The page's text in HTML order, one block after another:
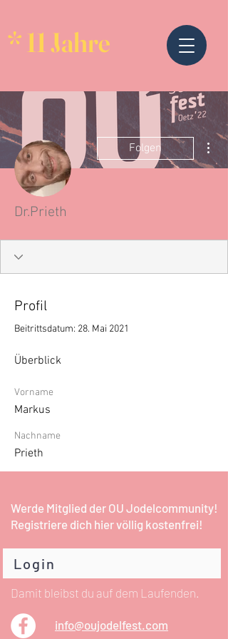
* 11 Jahre
Folgen
Dr.Prieth
Profil
Beitrittsdatum: 28. Mai 2021
Überblick
Vorname
Markus
Nachname
Prieth
Werde Mitglied der OU Jodelcommunity!
Registriere dich hier völlig kostenfrei!
Login
Damit bleibst du auf dem Laufenden.
info@oujodelfest.com